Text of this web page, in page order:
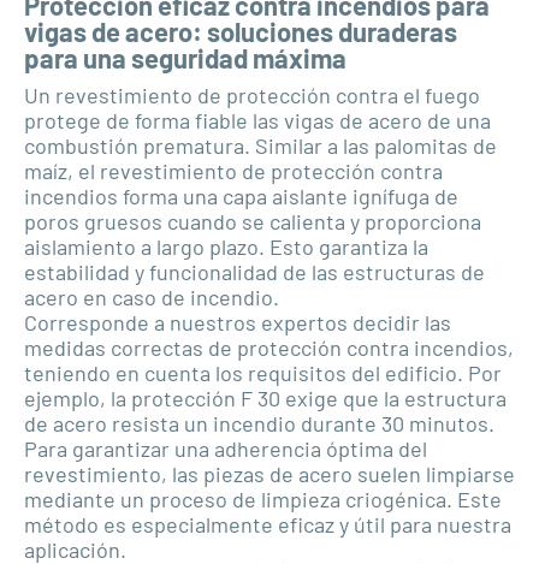
vigas de acero: soluciones duraderas
para una seguridad máxima
Un revestimiento de protección contra el fuego
protege de forma fiable las vigas de acero de una
combustión prematura. Similar a las palomitas de
maíz, el revestimiento de protección contra
incendios forma una capa aislante ignífuga de
poros gruesos cuando se calienta y proporciona
aislamiento a largo plazo. Esto garantiza la
estabilidad y funcionalidad de las estructuras de
acero en caso de incendio.
Corresponde a nuestros expertos decidir las
medidas correctas de protección contra incendios,
teniendo en cuenta los requisitos del edificio. Por
ejemplo, la protección F 30 exige que la estructura
de acero resista un incendio durante 30 minutos.
Para garantizar una adherencia óptima del
revestimiento, las piezas de acero suelen limpiarse
mediante un proceso de limpieza criogénica. Este
método es especialmente eficaz y útil para nuestra
aplicación.